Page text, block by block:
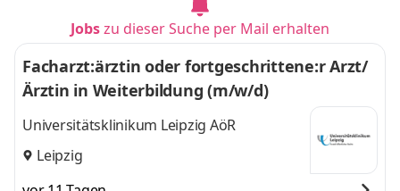
Jobszu dieser Suche per Mail erhalten
Facharzt:ärztin oder fortgeschrittene:r Arzt/
Ärztin in Weiterbildung (m/w/d)
Universitätsklinikum Leipzig AöR
Leipzig